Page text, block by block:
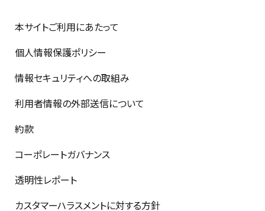
本サイトご利用にあたって
個人情報保護ポリシー
情報セキュリティへの取組み
利用者情報の外部送信について
約款
コーポレートガバナンス
透明性レポート
カスタマーハラスメントに対する方針